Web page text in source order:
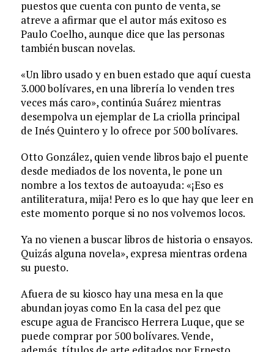
puestos que cuenta con punto de venta, se
atreve a afirmar que el autor más exitoso es
Paulo Coelho, aunque dice que las personas
también buscan novelas.
«Un libro usado y en buen estado que aquí cuesta
3.000 bolívares, en una librería lo venden tres
veces más caro», continúa Suárez mientras
desempolva un ejemplar de La criolla principal
de Inés Quintero y lo ofrece por 500 bolívares.
Otto González, quien vende libros bajo el puente
desde mediados de los noventa, le pone un
nombre a los textos de autoayuda: «¡Eso es
antiliteratura, mija! Pero es lo que hay que leer en
este momento porque si no nos volvemos locos.
Ya no vienen a buscar libros de historia o ensayos.
Quizás alguna novela», expresa mientras ordena
su puesto.
Afuera de su kiosco hay una mesa en la que
abundan joyas como En la casa del pez que
escupe agua de Francisco Herrera Luque, que se
puede comprar por 500 bolívares. Vende,